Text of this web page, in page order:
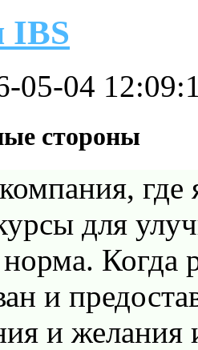
IBS
05-04
стороны
для
Когда
и
и желания